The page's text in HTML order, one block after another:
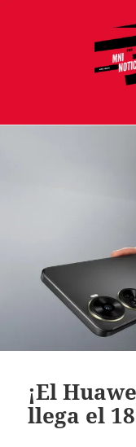
¡El
llega el